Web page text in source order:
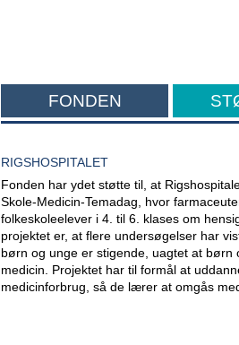
FONDEN
RIGSHOSPITALET
Fonden har ydet støtte til, at
Skole-Medicin-Temadag, hvor
folkeskoleelever i 4. til 6. klases om
projektet er, at flere undersøgelser har
børn og unge er stigende, uagtet at
medicin. Projektet har til formål at
medicinforbrug, så de lærer at omgås